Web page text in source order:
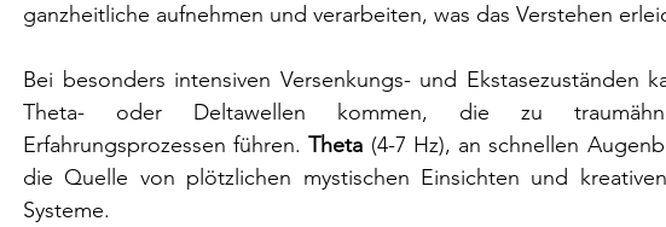
ganzheitliche aufnehmen und verarbeiten, was das Verstehen
Bei besonders intensiven Versenkungs- und Ekstasezuständen
Theta- oder Deltawellen kommen, die zu
Erfahrungsprozessen führen. Theta (4-7 Hz), an schnellen
die Quelle von plötzlichen mystischen Einsichten und
Systeme.